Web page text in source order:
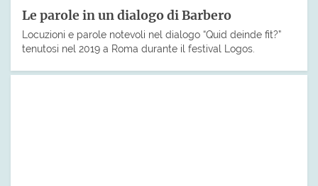
Le parole in un dialogo di Barbero
Locuzioni e parole notevoli nel dialogo “Quid deinde fit?”
tenutosi nel 2019 a Roma durante il festival Logos.